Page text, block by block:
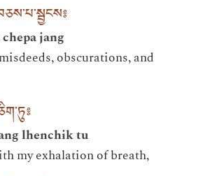
jang
obscurations, and
lhenchik tu
my exhalation of breath,